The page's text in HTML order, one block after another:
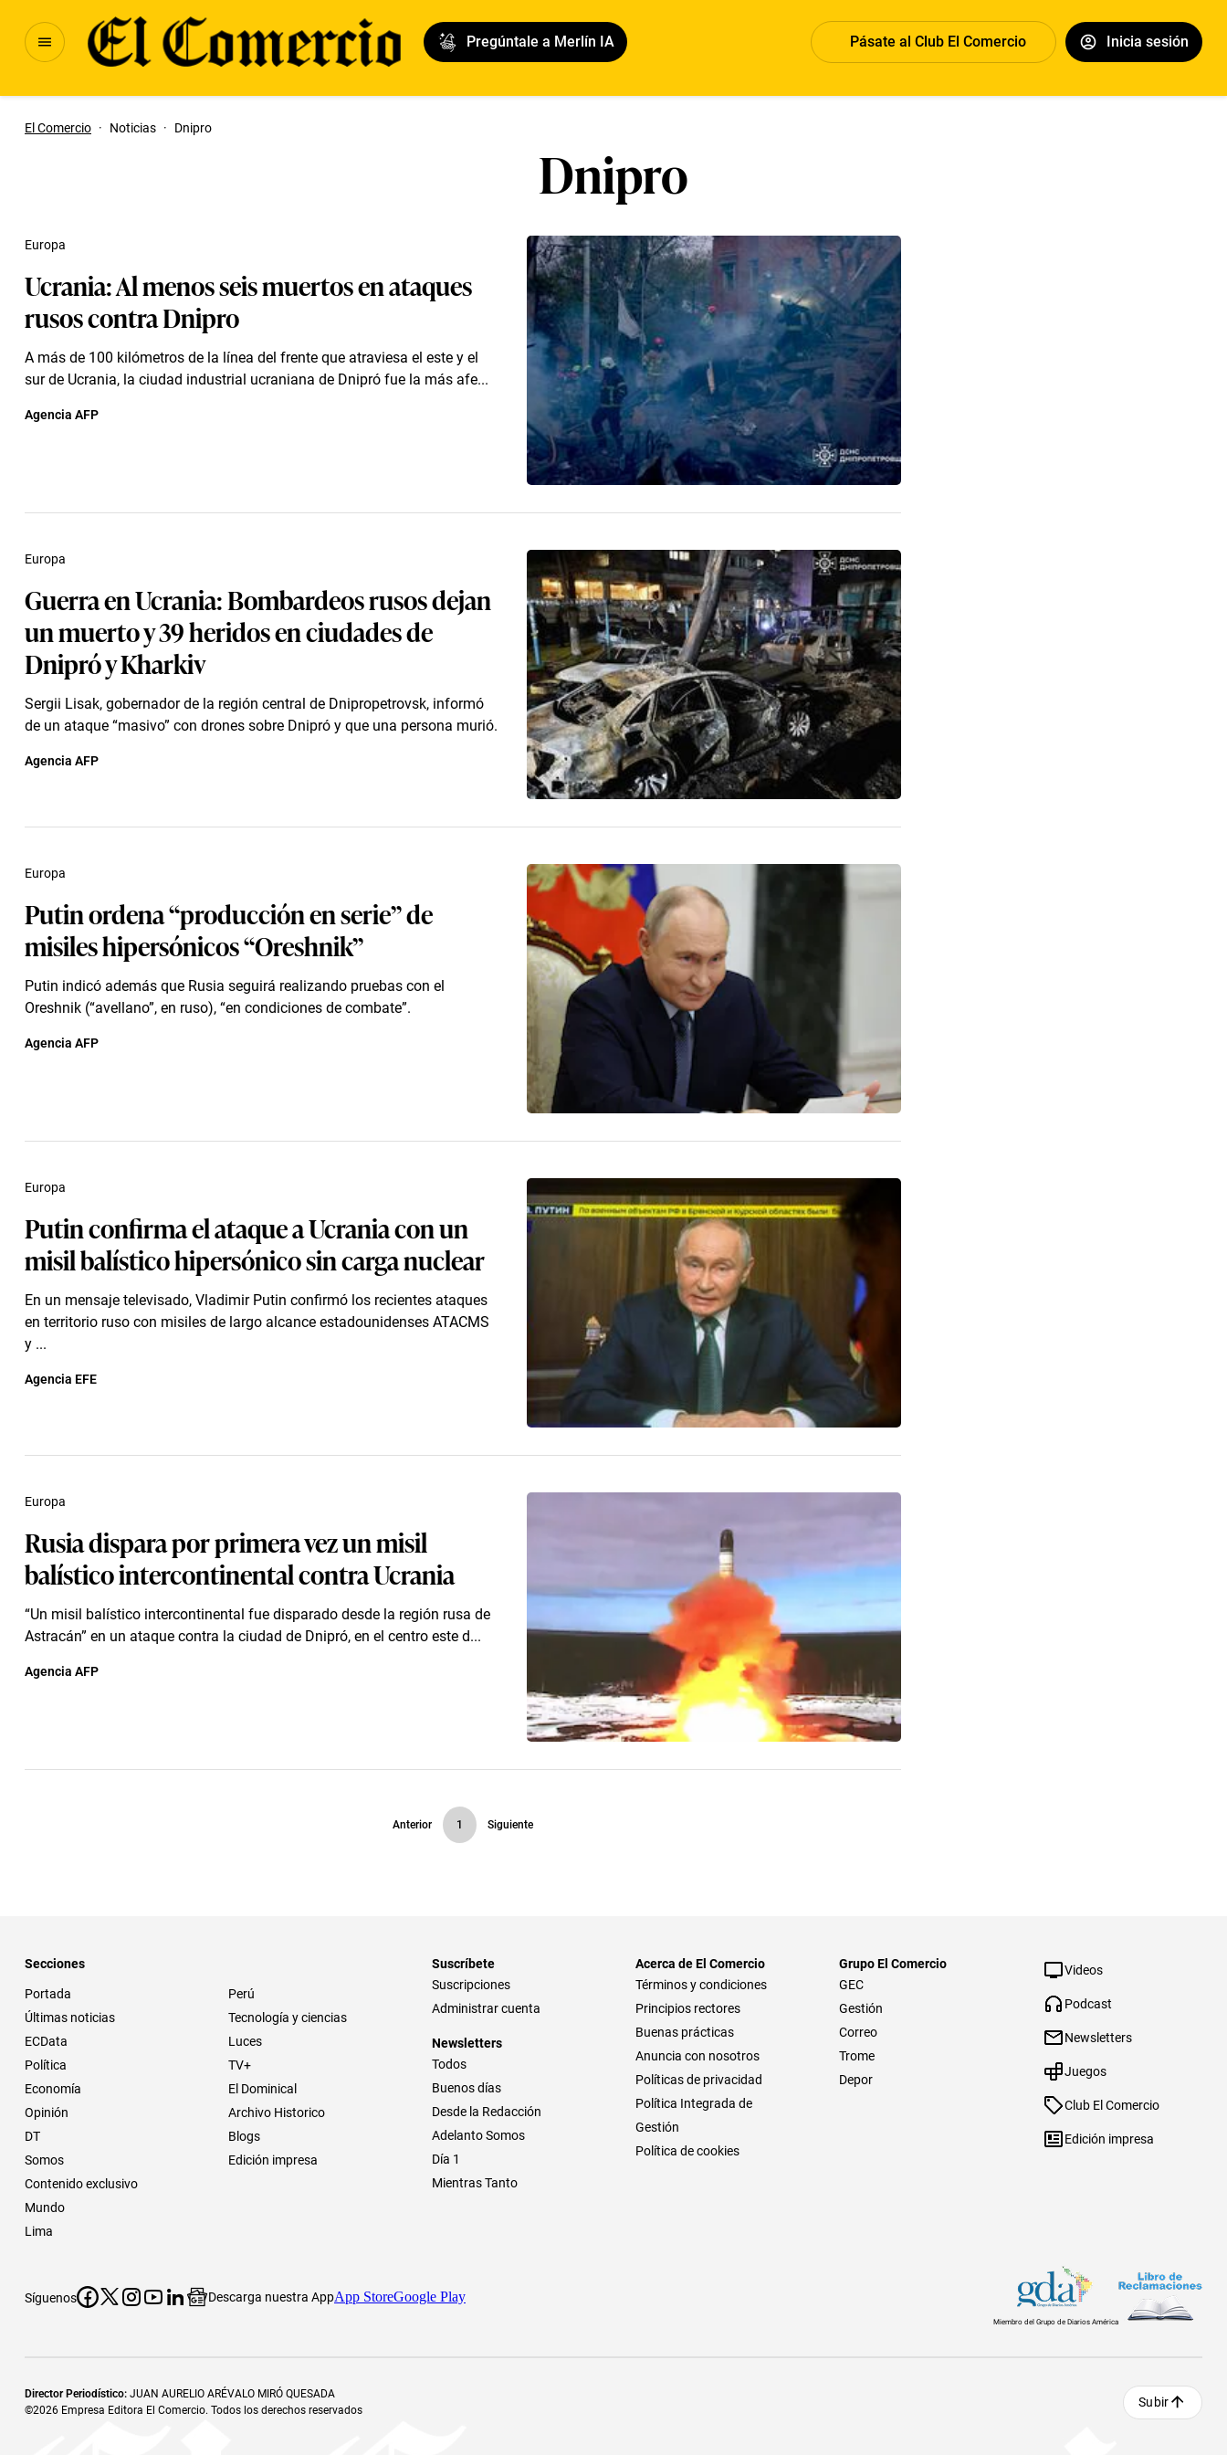
Pregúntale a Merlín IA Pásate al Club El Comercio Inicia sesión
El Comercio · Noticias · Dnipro
Dnipro
Ucrania: Al menos seis muertos en ataques
rusos contra Dnipro
A más de 100 kilómetros de la línea del frente que atraviesa el este y el
sur de Ucrania, la ciudad industrial ucraniana de Dnipró fue la más afe...
Europa
Agencia AFP
Guerra en Ucrania: Bombardeos rusos dejan
un muerto y 39 heridos en ciudades de
Dnipró y Kharkiv
Sergii Lisak, gobernador de la región central de Dnipropetrovsk, informó
de un ataque “masivo” con drones sobre Dnipró y que una persona murió.
Europa
Agencia AFP
Putin ordena “producción en serie” de
misiles hipersónicos “Oreshnik”
Putin indicó además que Rusia seguirá realizando pruebas con el
Oreshnik (“avellano”, en ruso), “en condiciones de combate”.
Europa
Agencia AFP
Putin confirma el ataque a Ucrania con un
misil balístico hipersónico sin carga nuclear
En un mensaje televisado, Vladimir Putin confirmó los recientes ataques
en territorio ruso con misiles de largo alcance estadounidenses ATACMS
y ...
Europa
Agencia EFE
Rusia dispara por primera vez un misil
balístico intercontinental contra Ucrania
“Un misil balístico intercontinental fue disparado desde la región rusa de
Astracán” en un ataque contra la ciudad de Dnipró, en el centro este d...
Europa
Agencia AFP
Anterior 1 Siguiente
Secciones
Portada
Últimas noticias
ECData
Política
Economía
Opinión
DT
Somos
Contenido exclusivo
Mundo
Lima
Perú
Tecnología y ciencias
Luces
TV+
El Dominical
Archivo Historico
Blogs
Edición impresa
Suscríbete
Suscripciones
Administrar cuenta
Newsletters
Todos
Buenos días
Desde la Redacción
Adelanto Somos
Día 1
Mientras Tanto
Acerca de El Comercio
Términos y condiciones
Principios rectores
Buenas prácticas
Anuncia con nosotros
Políticas de privacidad
Política Integrada de
Gestión
Política de cookies
Grupo El Comercio
GEC
Gestión
Correo
Trome
Depor
Videos
Podcast
Newsletters
Juegos
Club El Comercio
Edición impresa
Síguenos Descarga nuestra AppApp StoreGoogle Play
Miembro del Grupo de Diarios América
Director Periodístico: JUAN AURELIO ARÉVALO MIRÓ QUESADA
©2026 Empresa Editora El Comercio. Todos los derechos reservados
Subir